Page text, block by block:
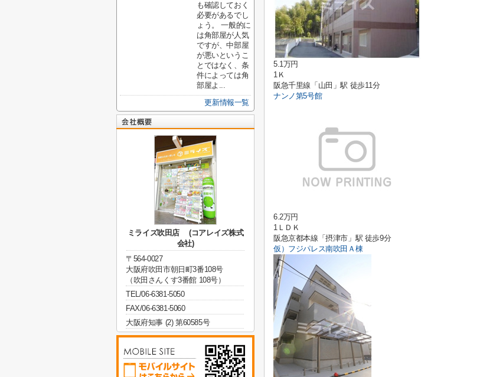
5.1万円
1Ｋ
阪急千里線「山田」駅 徒歩11分
ナンノ第5号館
6.2万円
1ＬＤＫ
阪急京都本線「摂津市」駅 徒歩9分
仮）フジパレス南吹田Ａ棟
も確認しておく
必要があるでし
ょう。 一般的に
は角部屋が人気
ですが、中部屋
が悪いというこ
とではなく、条
件によっては角
部屋よ...
更新情報一覧
ミライズ吹田店 (コアレイズ株式
会社)
〒564-0027
大阪府吹田市朝日町3番108号
（吹田さんくす3番館 108号）
TEL/06-6381-5050
FAX/06-6381-5060
大阪府知事 (2) 第60585号